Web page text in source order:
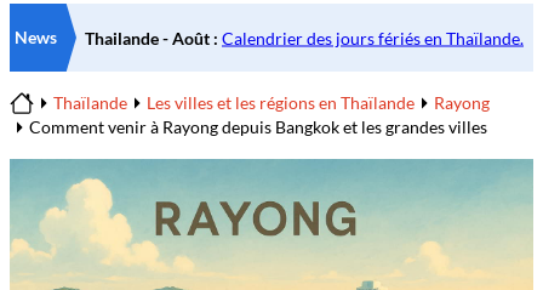
News
Home
Thaïlande Les villes et les régions en Thaïlande
Rayong
Comment venir à Rayong depuis Bangkok et les grandes villes